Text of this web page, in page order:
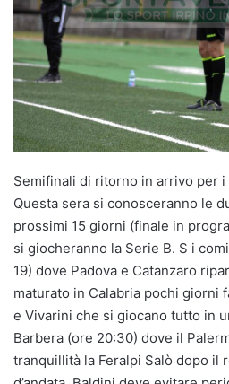
Semifinali di ritorno in arrivo per i
Questa sera si conosceranno le
prossimi 15 giorni (finale in
si giocheranno la Serie B. S i
19) dove Padova e Catanzaro
maturato in Calabria pochi giorni
e Vivarini che si giocano tutto in
Barbera (ore 20:30) dove il
tranquillità la Feralpi Salò dopo il